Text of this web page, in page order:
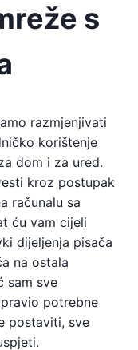
s
razmjenjivati
korištenje
dom i za ured.
kroz postupak
računalu sa
ću vam cijeli
dijeljenja pisača
na ostala
sam sve
potrebne
postaviti, sve